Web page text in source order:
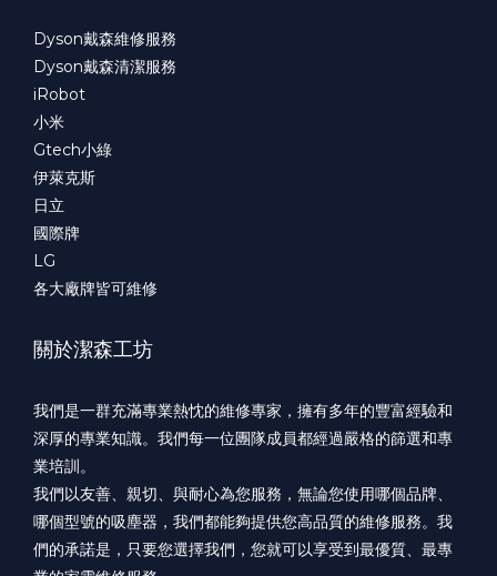
Dyson戴森維修服務
Dyson戴森清潔服務
iRobot
小米
Gtech小綠
伊萊克斯
日立
國際牌
LG
各大廠牌皆可維修
關於潔森工坊
我們是一群充滿專業熱忱的維修專家，擁有多年的豐富經驗和
深厚的專業知識。我們每一位團隊成員都經過嚴格的篩選和專
業培訓。
我們以友善、親切、與耐心為您服務，無論您使用哪個品牌、
哪個型號的吸塵器，我們都能夠提供您高品質的維修服務。我
們的承諾是，只要您選擇我們，您就可以享受到最優質、最專